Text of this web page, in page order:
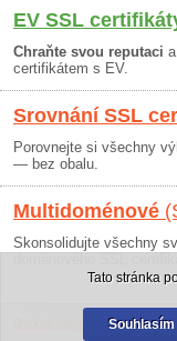
EV SSL
Chraňte svou reputaci
certifikátem s EV.
Srovnání SSL
Porovnejte si všechny
— bez obalu.
Multidoménové
Skonsolidujte všechny
Obchodní
Tato stránka